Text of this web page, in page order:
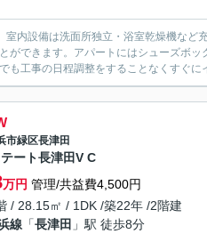
室内設備は洗面所独立・浴室乾燥機な
ができます。アパートにはシューズボ
も工事の日程調整をすることなくすぐ
市緑区長津田
ート長津田V C
万円 管理/共益費4,500円
/ 28.15㎡ / 1DK /築22年 /2階建
線 「長津田 」駅 徒歩8分